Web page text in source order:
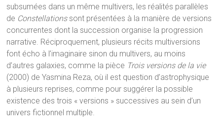
subsumées dans un même multivers, les réalités parallèles
de Constellationssont présentées à la manière de versions
concurrentes dont la succession organise la progression
narrative. Réciproquement, plusieurs récits multiversions
font écho à l’imaginaire sinon du multivers, au moins
d’autres galaxies, comme la pièce Trois versions de la vie
(2000) de Yasmina Reza, où il est question d’astrophysique
à plusieurs reprises, comme pour suggérer la possible
existence des trois « versions » successives au sein d’un
univers fictionnel multiple.